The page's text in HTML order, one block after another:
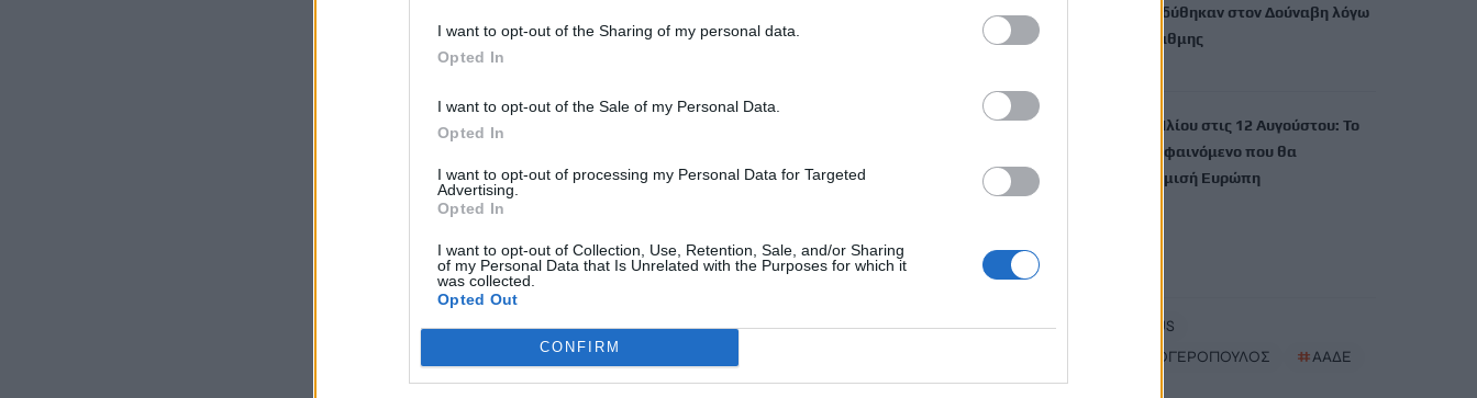
I want to opt-out of the Sharing of my personal data.
Opted In
I want to opt-out of the Sale of my Personal Data.
Opted In
I want to opt-out of processing my Personal Data for Targeted
Advertising.
Opted In
I want to opt-out of Collection, Use, Retention, Sale, and/or Sharing
of my Personal Data that Is Unrelated with the Purposes for which it
was collected.
Opted Out
CONFIRM
και μαμούθ αναδύθηκαν στον Δούναβη λόγω
της χαμηλής στάθμης
Ολική έκλειψη Ηλίου στις 12 Αυγούστου: Το
σπάνιο ουράνιο φαινόμενο που θα
σκοτεινιάσει τη μισή Ευρώπη
COPERNICUS
ΝΙΚΟΣ ΚΑΛΟΓΕΡΟΠΟΥΛΟΣ #ΑΑΔΕ
#